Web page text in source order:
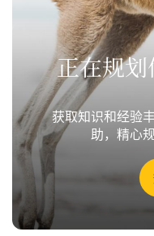
正在规
获取知识和经验
助，精心